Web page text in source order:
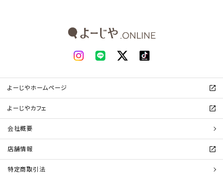
よーじやホームページ
よーじやカフェ
会社概要
店舗情報
特定商取引法